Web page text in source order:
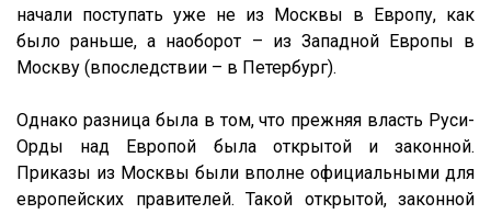
начали поступать уже не из Москвы в Европу, как
было раньше, а наоборот – из Западной Европы в
Москву (впоследствии – в Петербург).
Однако разница была в том, что прежняя власть Руси-
Орды над Европой была открытой и законной.
Приказы из Москвы были вполне официальными для
европейских правителей. Такой открытой, законной